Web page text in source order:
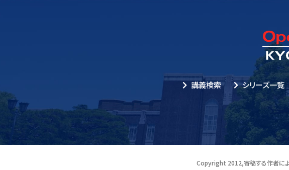
講義検索 シリーズ一覧
Copyright 2012,寄稿する作者に